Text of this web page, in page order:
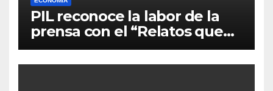
PIL reconoce la labor de la
prensa con el “Relatos que
alimentan Bolivia”